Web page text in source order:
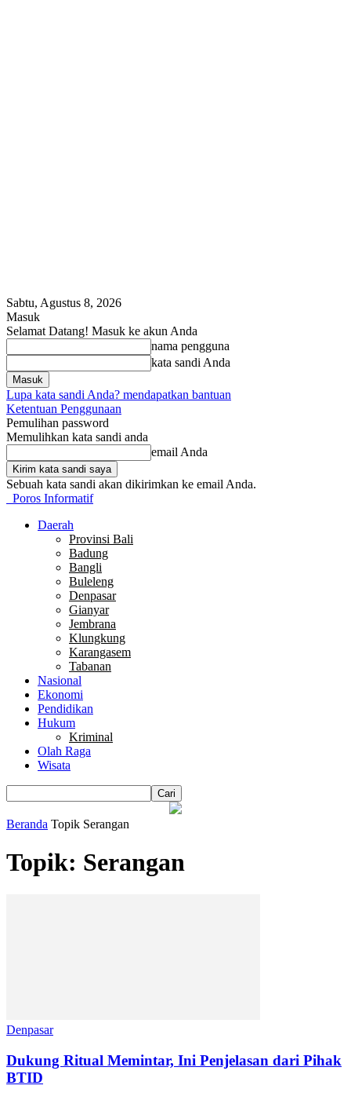
Sabtu, Agustus 8, 2026
Masuk
Selamat Datang! Masuk ke akun Anda
nama pengguna
kata sandi Anda
Lupa kata sandi Anda? mendapatkan bantuan
Ketentuan Penggunaan
Pemulihan password
Memulihkan kata sandi anda
email Anda
Sebuah kata sandi akan dikirimkan ke email Anda.
Poros Informatif
Daerah
Provinsi Bali
Badung
Bangli
Buleleng
Denpasar
Gianyar
Jembrana
Klungkung
Karangasem
Tabanan
Nasional
Ekonomi
Pendidikan
Hukum
Kriminal
Olah Raga
Wisata
Beranda Topik Serangan
Topik: Serangan
Denpasar
Dukung Ritual Memintar, Ini Penjelasan dari Pihak
BTID